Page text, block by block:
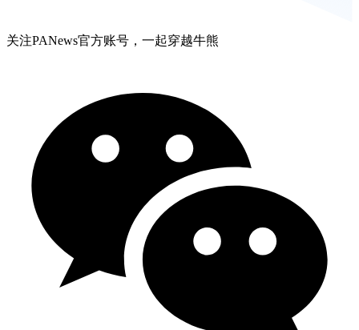
关注PANews官方账号，一起穿越牛熊